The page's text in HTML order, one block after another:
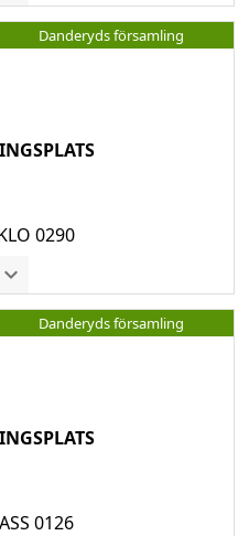
Danderyds församling
0290
Danderyds församling
0126